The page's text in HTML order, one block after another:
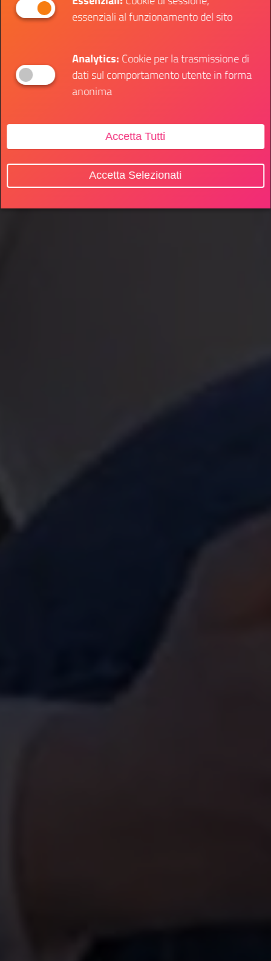
essenziali al funzionamento del sito
Analytics:Cookie per la trasmissione di
dati sul comportamento utente in forma
anonima
Accetta Tutti
Accetta Selezionati